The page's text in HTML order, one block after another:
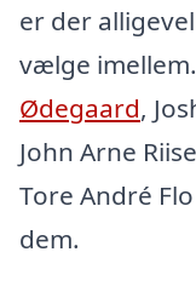
er der
vælge imellem.
Ødegaard,
John Arne
Tore André
dem.